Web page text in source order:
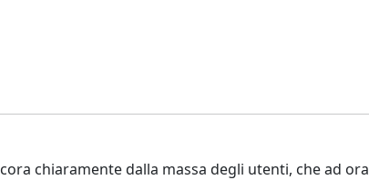
chiaramente dalla massa degli utenti, che ad ora